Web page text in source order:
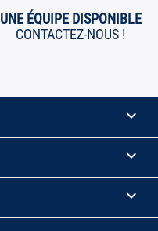
UNE ÉQUIPE DISPONIBLE
CONTACTEZ-NOUS !


